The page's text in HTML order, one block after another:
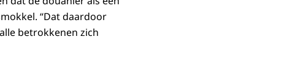
“Dat daardoor
betrokkenen zich